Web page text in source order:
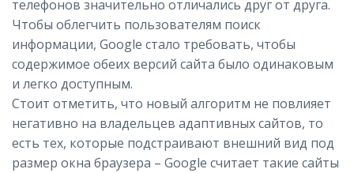
телефонов значительно отличались друг от друга.
Чтобы облегчить пользователям поиск
информации, Google стало требовать, чтобы
содержимое обеих версий сайта было одинаковым
и легко доступным.
Стоит отметить, что новый алгоритм не повлияет
негативно на владельцев адаптивных сайтов, то
есть тех, которые подстраивают внешний вид под
размер окна браузера – Google считает такие сайты